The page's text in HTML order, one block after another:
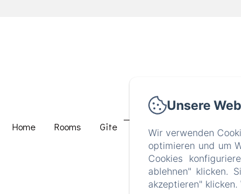
Home Rooms Gîte Restaurant Détente
Unsere
Wir verwenden
optimieren und um
Cookies
ablehnen" klicken.
akzeptieren"